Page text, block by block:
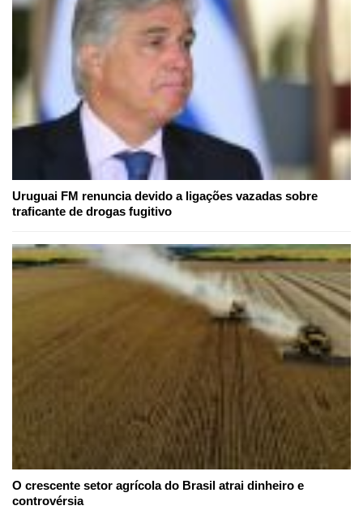
Uruguai FM renuncia devido a ligações vazadas sobre
traficante de drogas fugitivo
O crescente setor agrícola do Brasil atrai dinheiro e
controvérsia